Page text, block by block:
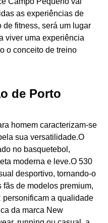
as experiências de
de fitness, será um lugar
viver uma experiência
o conceito de treino
de Porto
homem caracterizam-se
sua versatilidade.O
no basquetebol,
moderna e leve.O 530
desportivo, tornando-o
de modelos premium,
personificam a qualidade
da marca New